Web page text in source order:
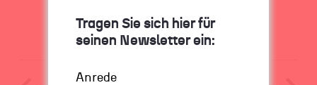
Tragen Sie sich hier für
seinen Newsletter ein:
Anrede